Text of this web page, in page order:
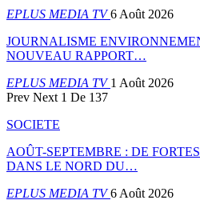
EPLUS MEDIA TV6 Août 2026
JOURNALISME
NOUVEAU RAPPORT…
EPLUS MEDIA TV1 Août 2026
Prev Next 1 De 137
SOCIETE
AOÛT-SEPTEMBRE : DE
DANS LE NORD DU…
EPLUS MEDIA TV6 Août 2026